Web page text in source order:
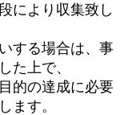
により収集致し
する場合は、事
た上で、
的の達成に必要
ます。